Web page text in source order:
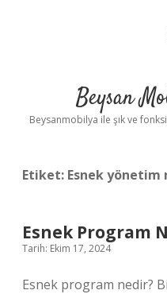
Beysan
Beysanmobilya ile şık ve
Etiket: Esnek yönetim
Esnek Program
Tarih: Ekim 17, 2024
Esnek program nedir?